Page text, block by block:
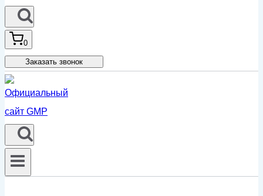
0
Заказать звонок